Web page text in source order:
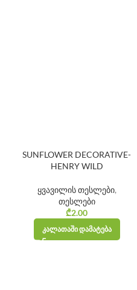
SUNFLOWER DECORATIVE-
HENRY WILD
ყვავილის თესლები,
თესლები
₾2.00
ᲙᲐᲚᲐᲗᲐᲨᲘ ᲓᲐᲛᲐᲢᲔᲑᲐ